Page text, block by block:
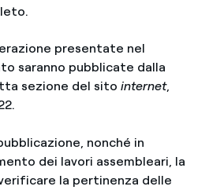
presentate nel
saranno pubblicate dalla
sezione del sito internet,
nonché in
dei lavori assembleari, la
la pertinenza delle